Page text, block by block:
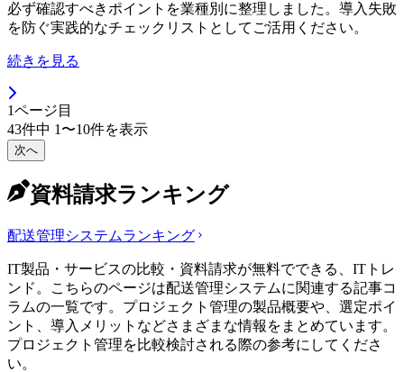
必ず確認すべきポイントを業種別に整理しました。導入失敗
を防ぐ実践的なチェックリストとしてご活用ください。
続きを見る
1ページ目
43件中 1 〜10件を表示
次へ
資料請求ランキング
配送管理システムランキング
IT製品・サービスの比較・資料請求が無料でできる、ITトレ
ンド。こちらのページは配送管理システムに関連する記事コ
ラムの一覧です。プロジェクト管理の製品概要や、選定ポイ
ント、導入メリットなどさまざまな情報をまとめています。
プロジェクト管理を比較検討される際の参考にしてくださ
い。